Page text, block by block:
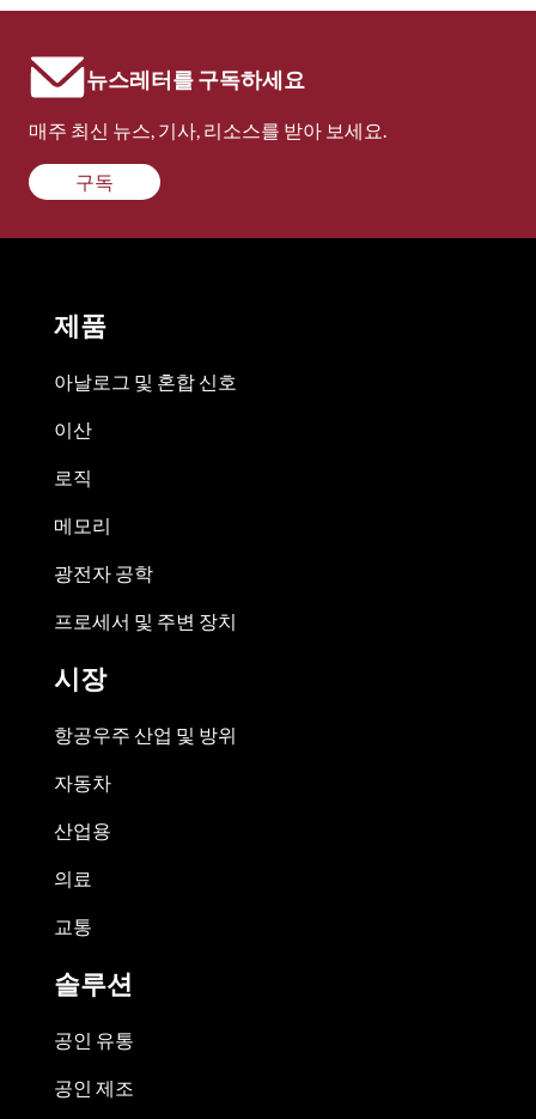
뉴스레터를 구독하세요
매주 최신 뉴스, 기사, 리소스를 받아 보세요.
구독
제품
아날로그 및 혼합 신호
이산
로직
메모리
광전자 공학
프로세서 및 주변 장치
시장
항공우주 산업 및 방위
자동차
산업용
의료
교통
솔루션
공인 유통
공인 제조